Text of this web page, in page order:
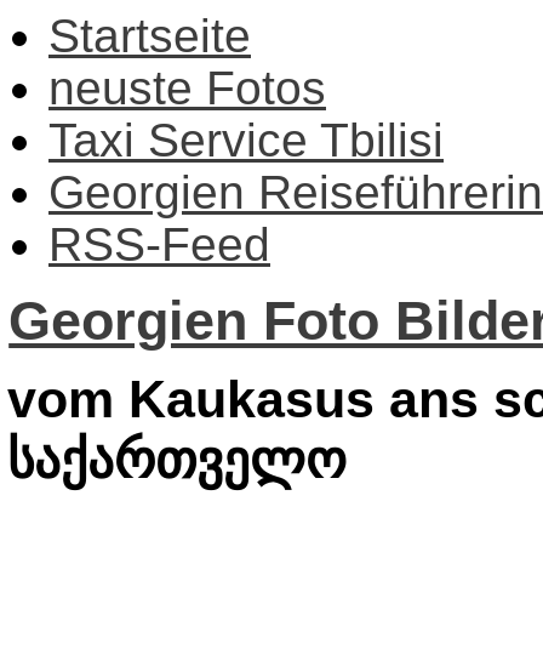
Startseite
neuste Fotos
Taxi Service Tbilisi
Georgien Reiseführerin
RSS-Feed
Georgien Foto
vom Kaukasus ans
საქართველო